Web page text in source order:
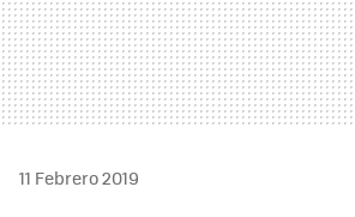
11 Febrero 2019